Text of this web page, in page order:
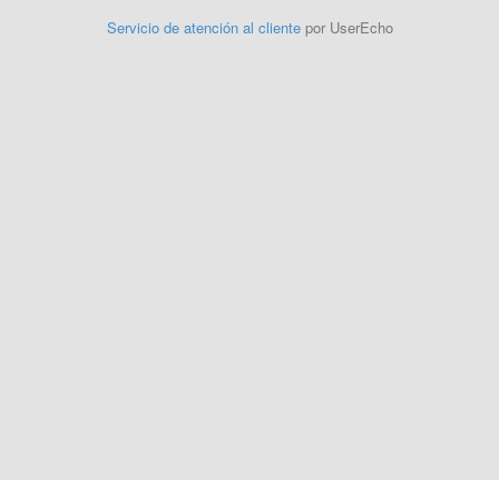
Servicio de atención al cliente por UserEcho